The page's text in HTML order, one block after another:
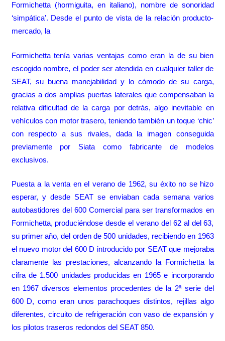
Formichetta (hormiguita, en italiano), nombre de sonoridad
‘simpática’. Desde el punto de vista de la relación producto-
mercado, la
Formichetta tenía varias ventajas como eran la de su bien
escogido nombre, el poder ser atendida en cualquier taller de
SEAT, su buena manejabilidad y lo cómodo de su carga,
gracias a dos amplias puertas laterales que compensaban la
relativa dificultad de la carga por detrás, algo inevitable en
vehículos con motor trasero, teniendo también un toque ‘chic’
con respecto a sus rivales, dada la imagen conseguida
previamente por Siata como fabricante de modelos
exclusivos.
Puesta a la venta en el verano de 1962, su éxito no se hizo
esperar, y desde SEAT se enviaban cada semana varios
autobastidores del 600 Comercial para ser transformados en
Formichetta, produciéndose desde el verano del 62 al del 63,
su primer año, del orden de 500 unidades, recibiendo en 1963
el nuevo motor del 600 D introducido por SEAT que mejoraba
claramente las prestaciones, alcanzando la Formichetta la
cifra de 1.500 unidades producidas en 1965 e incorporando
en 1967 diversos elementos procedentes de la 2ª serie del
600 D, como eran unos parachoques distintos, rejillas algo
diferentes, circuito de refrigeración con vaso de expansión y
los pilotos traseros redondos del SEAT 850.